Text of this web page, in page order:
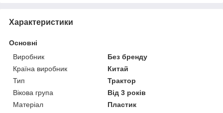
Характеристики
Основні
Виробник
Без бренду
Країна виробник
Китай
Тип
Трактор
Вікова група
Від 3 років
Матеріал
Пластик